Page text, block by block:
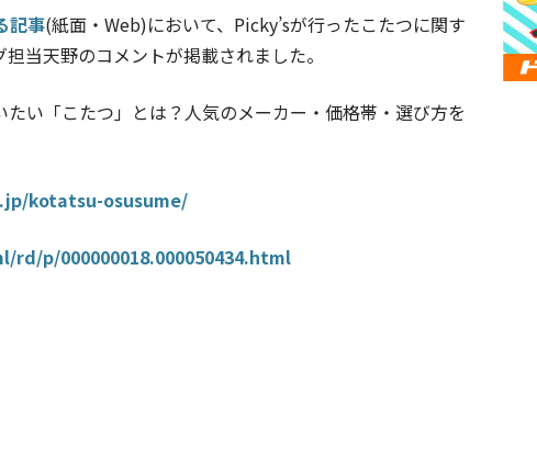
記事(紙面・Web)において、Picky’sが行ったこたつに関す
当天野のコメントが掲載されました。
い「こたつ」とは？人気のメーカー・価格帯・選び方を
kotatsu-osusume/
p/000000018.000050434.html